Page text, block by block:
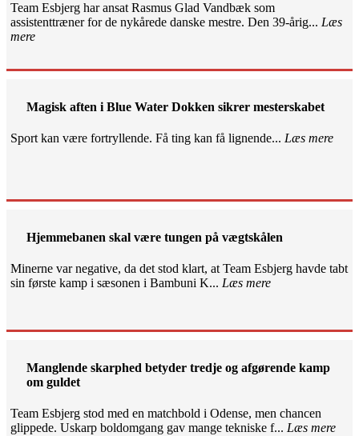
Team Esbjerg har ansat Rasmus Glad Vandbæk som
assistenttræner for de nykårede danske mestre. Den 39-årig... Læs
mere
Magisk aften i Blue Water Dokken sikrer mesterskabet
Sport kan være fortryllende. Få ting kan få lignende... Læs mere
Hjemmebanen skal være tungen på vægtskålen
Minerne var negative, da det stod klart, at Team Esbjerg havde tabt
sin første kamp i sæsonen i Bambuni K... Læs mere
Manglende skarphed betyder tredje og afgørende kamp
om guldet
Team Esbjerg stod med en matchbold i Odense, men chancen
glippede. Uskarp boldomgang gav mange tekniske f... Læs mere